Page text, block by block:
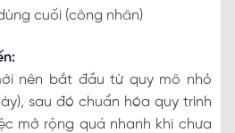
cuối (công nhân)
nên bắt đầu từ quy mô nhỏ
sau đó chuẩn hóa quy trình
mở rộng quá nhanh khi chưa